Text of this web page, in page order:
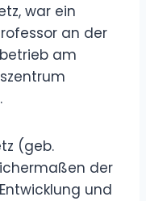
war ein
an der
am
(geb.
der
und